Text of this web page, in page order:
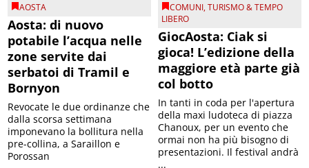
AOSTA
Aosta: di nuovo
potabile l’acqua nelle
zone servite dai
serbatoi di Tramil e
Bornyon
Revocate le due ordinanze che
dalla scorsa settimana
imponevano la bollitura nella
pre-collina, a Saraillon e
Porossan
COMUNI,TURISMO & TEMPO
LIBERO
GiocAosta: Ciak si
gioca! L’edizione della
maggiore età parte già
col botto
In tanti in coda per l'apertura
della maxi ludoteca di piazza
Chanoux, per un evento che
ormai non ha più bisogno di
presentazioni. Il festival andrà
...